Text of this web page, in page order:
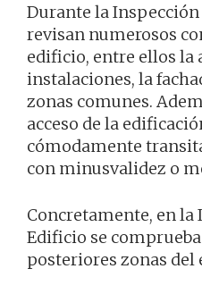
Durante la
revisan numerosos
edificio, entre ellos la
instalaciones, la
zonas comunes.
acceso de la
cómodamente
con minusvalidez o
Concretamente, en la
Edificio se
posteriores zonas del